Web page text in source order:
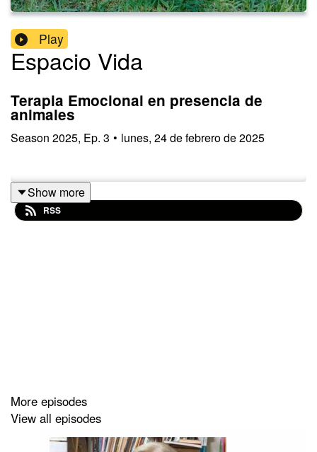
Play
Espacio Vida
Terapia Emocional en presencia de
animales
Season 2025, Ep. 3 • lunes, 24 de febrero de 2025
Show more
RSS
More episodes
View all episodes